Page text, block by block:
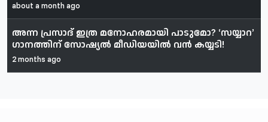
about a month ago
അന്ന പ്രസാദ് ഇത്ര മനോഹരമായി പാടുമോ? ‘സയ്യാറ’
ഗാനത്തിന് സോഷ്യൽ മീഡിയയിൽ വൻ കയ്യടി!
2 months ago